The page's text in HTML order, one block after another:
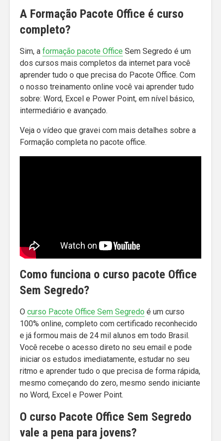
A Formação Pacote Office é curso
completo?
Sim, a formação pacote Office Sem Segredo é um
dos cursos mais completos da internet para você
aprender tudo o que precisa do Pacote Office. Com
o nosso treinamento online você vai aprender tudo
sobre: Word, Excel e Power Point, em nível básico,
intermediário e avançado.
Veja o vídeo que gravei com mais detalhes sobre a
Formação completa no pacote office.
Como funciona o curso pacote Office
Sem Segredo?
O curso Pacote Office Sem Segredo é um curso
100% online, completo com certificado reconhecido
e já formou mais de 24 mil alunos em todo Brasil.
Você recebe o acesso direto no seu email e pode
iniciar os estudos imediatamente, estudar no seu
ritmo e aprender tudo o que precisa de forma rápida,
mesmo começando do zero, mesmo sendo iniciante
no Word, Excel e Power Point.
O curso Pacote Office Sem Segredo
vale a pena para jovens?